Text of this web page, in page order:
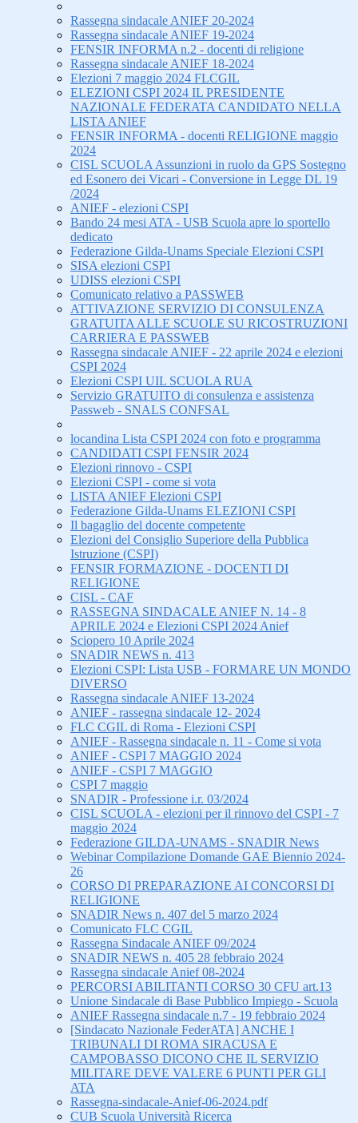
Rassegna sindacale ANIEF 20-2024
Rassegna sindacale ANIEF 19-2024
FENSIR INFORMA n.2 - docenti di religione
Rassegna sindacale ANIEF 18-2024
Elezioni 7 maggio 2024 FLCGIL
ELEZIONI CSPI 2024 IL PRESIDENTE
NAZIONALE FEDERATA CANDIDATO NELLA
LISTA ANIEF
FENSIR INFORMA - docenti RELIGIONE maggio
2024
CISL SCUOLA Assunzioni in ruolo da GPS Sostegno
ed Esonero dei Vicari - Conversione in Legge DL 19
/2024
ANIEF - elezioni CSPI
Bando 24 mesi ATA - USB Scuola apre lo sportello
dedicato
Federazione Gilda-Unams Speciale Elezioni CSPI
SISA elezioni CSPI
UDISS elezioni CSPI
Comunicato relativo a PASSWEB
ATTIVAZIONE SERVIZIO DI CONSULENZA
GRATUITA ALLE SCUOLE SU RICOSTRUZIONI
CARRIERA E PASSWEB
Rassegna sindacale ANIEF - 22 aprile 2024 e elezioni
CSPI 2024
Elezioni CSPI UIL SCUOLA RUA
Servizio GRATUITO di consulenza e assistenza
Passweb - SNALS CONFSAL
locandina Lista CSPI 2024 con foto e programma
CANDIDATI CSPI FENSIR 2024
Elezioni rinnovo - CSPI
Elezioni CSPI - come si vota
LISTA ANIEF Elezioni CSPI
Federazione Gilda-Unams ELEZIONI CSPI
Il bagaglio del docente competente
Elezioni del Consiglio Superiore della Pubblica
Istruzione (CSPI)
FENSIR FORMAZIONE - DOCENTI DI
RELIGIONE
CISL - CAF
RASSEGNA SINDACALE ANIEF N. 14 - 8
APRILE 2024 e Elezioni CSPI 2024 Anief
Sciopero 10 Aprile 2024
SNADIR NEWS n. 413
Elezioni CSPI: Lista USB - FORMARE UN MONDO
DIVERSO
Rassegna sindacale ANIEF 13-2024
ANIEF - rassegna sindacale 12- 2024
FLC CGIL di Roma - Elezioni CSPI
ANIEF - Rassegna sindacale n. 11 - Come si vota
ANIEF - CSPI 7 MAGGIO 2024
ANIEF - CSPI 7 MAGGIO
CSPI 7 maggio
SNADIR - Professione i.r. 03/2024
CISL SCUOLA - elezioni per il rinnovo del CSPI - 7
maggio 2024
Federazione GILDA-UNAMS - SNADIR News
Webinar Compilazione Domande GAE Biennio 2024-
26
CORSO DI PREPARAZIONE AI CONCORSI DI
RELIGIONE
SNADIR News n. 407 del 5 marzo 2024
Comunicato FLC CGIL
Rassegna Sindacale ANIEF 09/2024
SNADIR NEWS n. 405 28 febbraio 2024
Rassegna sindacale Anief 08-2024
PERCORSI ABILITANTI CORSO 30 CFU art.13
Unione Sindacale di Base Pubblico Impiego - Scuola
ANIEF Rassegna sindacale n.7 - 19 febbraio 2024
[Sindacato Nazionale FederATA] ANCHE I
TRIBUNALI DI ROMA SIRACUSA E
CAMPOBASSO DICONO CHE IL SERVIZIO
MILITARE DEVE VALERE 6 PUNTI PER GLI
ATA
Rassegna-sindacale-Anief-06-2024.pdf
CUB Scuola Università Ricerca